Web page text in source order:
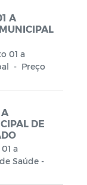
A
01 a
- Preço
DE
a
Saúde -